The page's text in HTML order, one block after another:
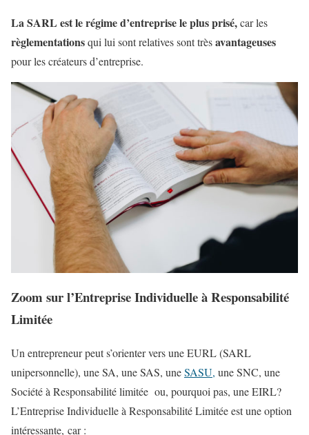
La SARL est le régime d’entreprise le plus prisé,car les
règlementationsqui lui sont relatives sont trèsavantageuses
pour les créateurs d’entreprise.
Zoom sur l’Entreprise Individuelle à Responsabilité
Limitée
Un entrepreneur peut s’orienter vers une EURL (SARL
unipersonnelle), une SA, une SAS, uneSASU, une SNC, une
Société à Responsabilité limitée ou, pourquoi pas, une EIRL?
L’Entreprise Individuelle à Responsabilité Limitée est une option
intéressante, car :